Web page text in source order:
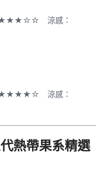
涼感：
涼感：
熱帶果系精選